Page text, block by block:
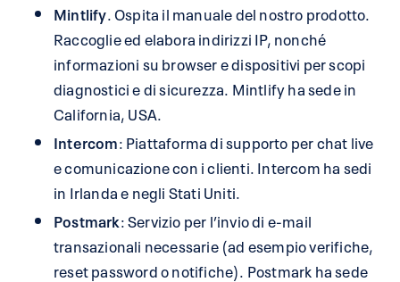
Mintlify. Ospita il manuale del nostro prodotto.
Raccoglie ed elabora indirizzi IP, nonché
informazioni su browser e dispositivi per scopi
diagnostici e di sicurezza. Mintlify ha sede in
California, USA.
Intercom: Piattaforma di supporto per chat live
e comunicazione con i clienti. Intercom ha sedi
in Irlanda e negli Stati Uniti.
Postmark: Servizio per l’invio di e-mail
transazionali necessarie (ad esempio verifiche,
reset password o notifiche). Postmark ha sede